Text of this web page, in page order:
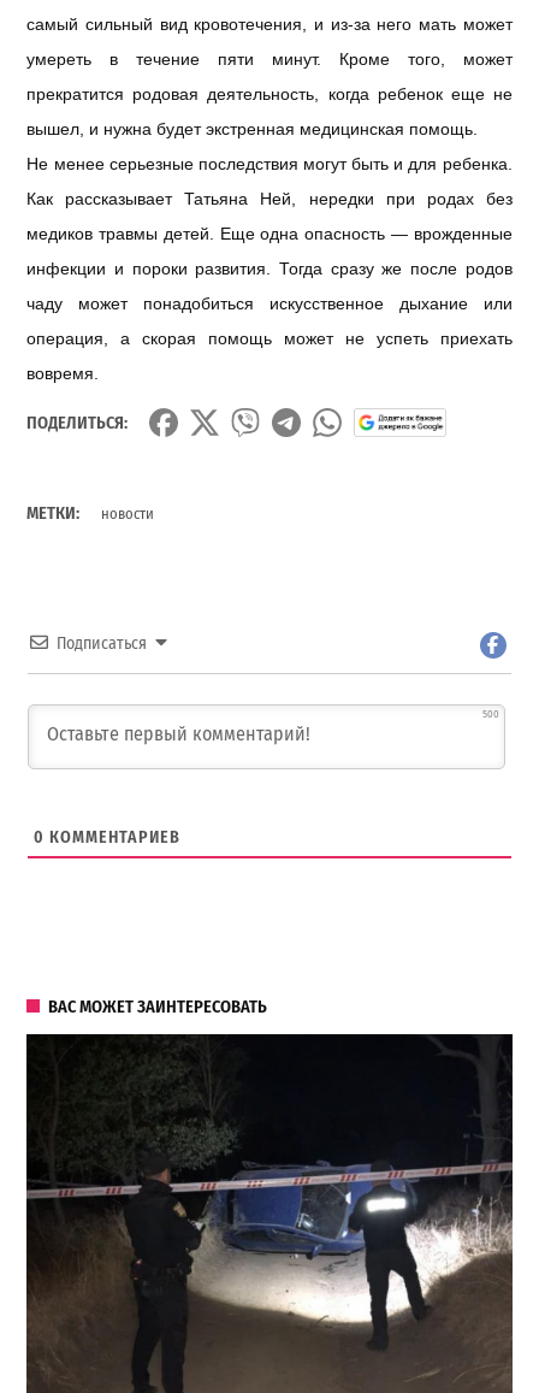
самый сильный вид кровотечения, и из-за него мать может
умереть в течение пяти минут. Кроме того, может
прекратится родовая деятельность, когда ребенок еще не
вышел, и нужна будет экстренная медицинская помощь.
Не менее серьезные последствия могут быть и для ребенка.
Как рассказывает Татьяна Ней, нередки при родах без
медиков травмы детей. Еще одна опасность — врожденные
инфекции и пороки развития. Тогда сразу же после родов
чаду может понадобиться искусственное дыхание или
операция, а скорая помощь может не успеть приехать
вовремя.
ПОДЕЛИТЬСЯ:
МЕТКИ: новости
Подписаться
500
0 КОММЕНТАРИЕВ
ВАС МОЖЕТ ЗАИНТЕРЕСОВАТЬ